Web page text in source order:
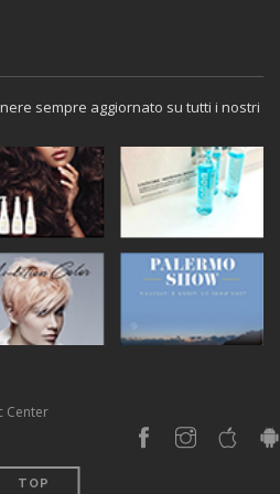
sempre aggiornato su tutti i nostri
Center
TOP